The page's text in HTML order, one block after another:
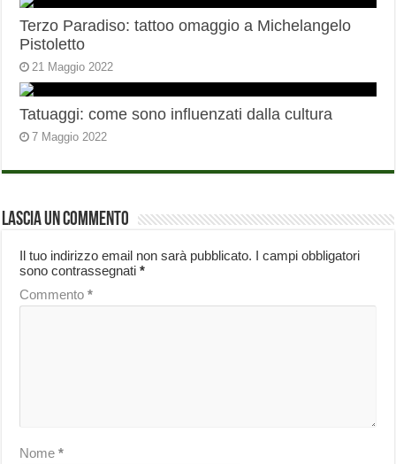
Terzo Paradiso: tattoo omaggio a Michelangelo
Pistoletto
21 Maggio 2022
Tatuaggi: come sono influenzati dalla cultura
7 Maggio 2022
Lascia un commento
Il tuo indirizzo email non sarà pubblicato. I campi obbligatori
sono contrassegnati*
Commento*
Nome*